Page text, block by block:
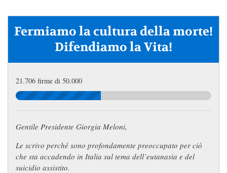
Fermiamo la cultura della morte!
Difendiamo la Vita!
21.706 firme di 50.000
Gentile Presidente Giorgia Meloni,
Le scrivo perché sono profondamente preoccupato per ciò
che sta accadendo in Italia sul tema dell’eutanasia e del
suicidio assistito.